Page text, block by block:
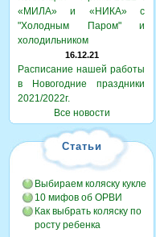
«МИЛА» и «НИКА» с
"Холодным Паром" и
холодильником
16.12.21
Расписание нашей работы
в Новогодние праздники
2021/2022г.
Все новости
Статьи
Выбираем коляску кукле
10 мифов об ОРВИ
Как выбрать коляску по
росту ребенка